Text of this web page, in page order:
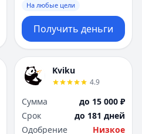
На любые цели
Получить деньги
Kviku
4.9
Сумма
до 15 000 ₽
Срок
до 181 дней
Одобрение
Низкое